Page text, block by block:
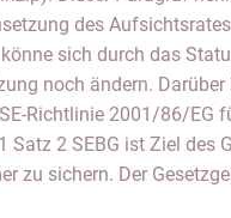
des
sich durch das
noch ändern.
Richtlinie 2001/86/EG
Satz 2 SEBG ist Ziel des
zu sichern. Der
führen,
in einem
keinen Einfluss auf